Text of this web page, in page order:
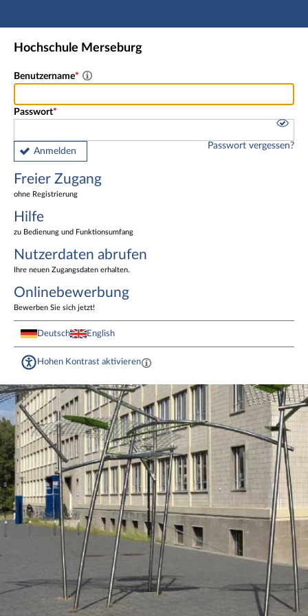
Hauptnavigation
Freier Zugang
Nutzerdaten abrufen
Fußzeile
Hochschule Merseburg
Benutzername
Passwort
Anmelden
Passwort vergessen?
Freier Zugang
ohne Registrierung
Hilfe
zu Bedienung und Funktionsumfang
Nutzerdaten abrufen
Ihre neuen Zugangsdaten erhalten.
Onlinebewerbung
Bewerben Sie sich jetzt!
Deutsch English
Hohen Kontrast aktivieren